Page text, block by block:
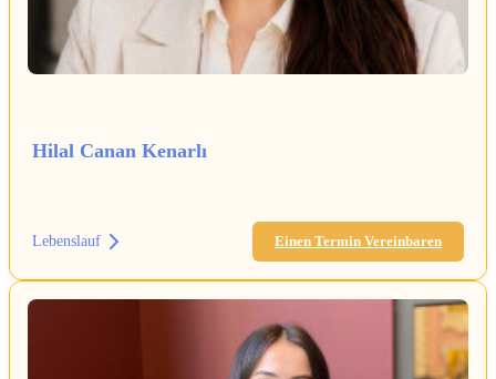
Hilal Canan Kenarlı
Lebenslauf Einen Termin Vereinbaren